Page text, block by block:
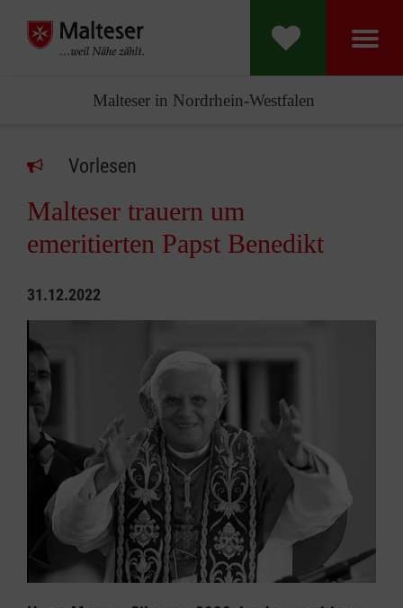
Malteser in Nordrhein-Westfalen
Vorlesen
Malteser trauern um
emeritierten Papst Benedikt
31.12.2022